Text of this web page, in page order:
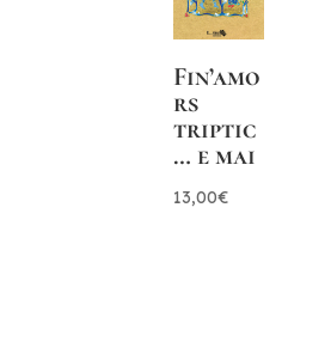
Fin’amo
rs
triptic
… e mai
13,00€